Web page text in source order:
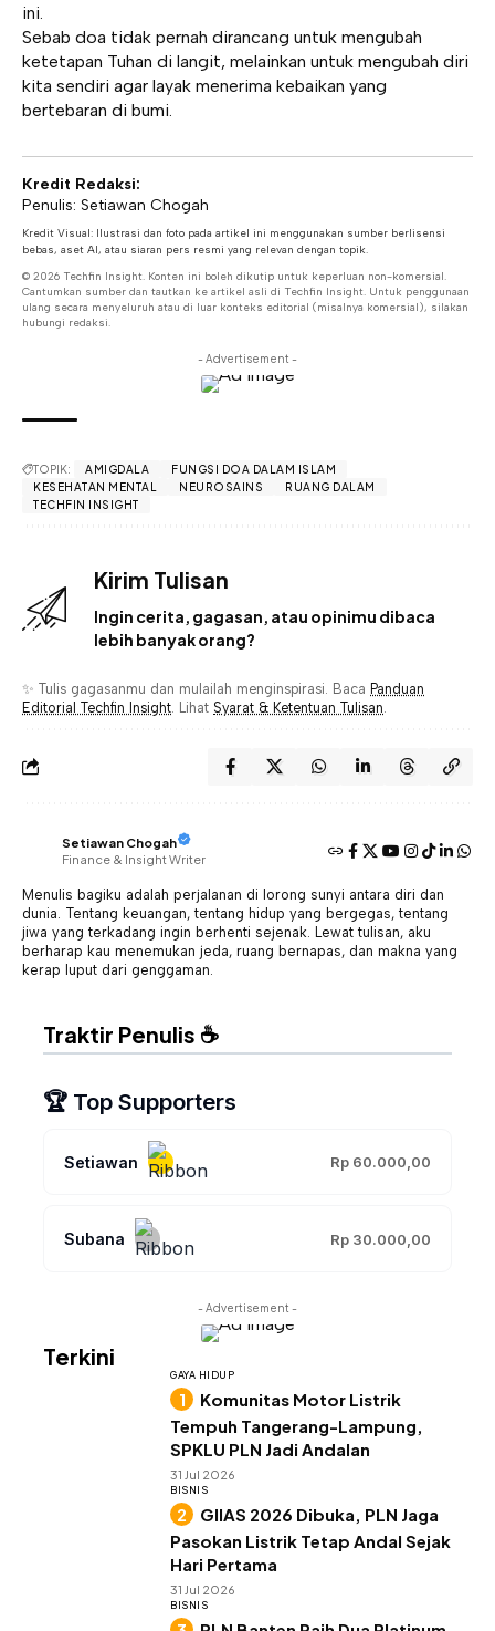
ini.
Sebab doa tidak pernah dirancang untuk mengubah
ketetapan Tuhan di langit, melainkan untuk mengubah diri
kita sendiri agar layak menerima kebaikan yang
bertebaran di bumi.
Kredit Redaksi:
Penulis: Setiawan Chogah
Kredit Visual: Ilustrasi dan foto pada artikel ini menggunakan sumber berlisensi
bebas, aset AI, atau siaran pers resmi yang relevan dengan topik.
© 2026 Techfin Insight. Konten ini boleh dikutip untuk keperluan non-komersial.
Cantumkan sumber dan tautkan ke artikel asli di Techfin Insight. Untuk penggunaan
ulang secara menyeluruh atau di luar konteks editorial (misalnya komersial), silakan
hubungi redaksi.
- Advertisement -
TOPIK: AMIGDALA
FUNGSI DOA DALAM ISLAM
KESEHATAN MENTAL
NEUROSAINS
RUANG DALAM
TECHFIN INSIGHT
Kirim Tulisan
Ingin cerita, gagasan, atau opinimu dibaca
lebih banyak orang?
✨ Tulis gagasanmu dan mulailah menginspirasi. Baca Panduan
Editorial Techfin Insight . Lihat Syarat & Ketentuan Tulisan
Setiawan Chogah
Finance & Insight Writer
Menulis bagiku adalah perjalanan di lorong sunyi antara diri dan
dunia. Tentang keuangan, tentang hidup yang bergegas, tentang
jiwa yang terkadang ingin berhenti sejenak. Lewat tulisan, aku
berharap kau menemukan jeda, ruang bernapas, dan makna yang
kerap luput dari genggaman.
Traktir Penulis ☕
🏆 Top Supporters
Setiawan Rp 60.000,00
Subana Rp 30.000,00
- Advertisement -
Terkini
GAYA HIDUP
Komunitas Motor Listrik
Tempuh Tangerang-Lampung,
SPKLU PLN Jadi Andalan
31 Jul 2026
BISNIS
GIIAS 2026 Dibuka, PLN Jaga
Pasokan Listrik Tetap Andal Sejak
Hari Pertama
31 Jul 2026
BISNIS